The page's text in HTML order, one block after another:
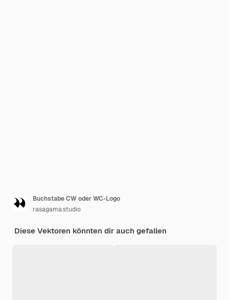
Buchstabe CW oder WC-Logo
rasagama.studio
Diese Vektoren könnten dir auch gefallen